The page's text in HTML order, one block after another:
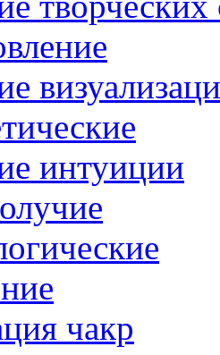
интуиции
чакр